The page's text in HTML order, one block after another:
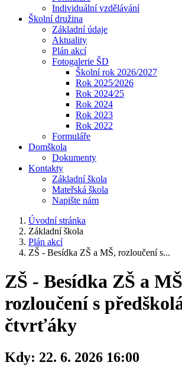
Individuální vzdělávání
Školní družina
Základní údaje
Aktuality
Plán akcí
Fotogalerie ŠD
Školní rok 2026/2027
Rok 2025⁄2026
Rok 2024⁄25
Rok 2024
Rok 2023
Rok 2022
Formuláře
Domškola
Dokumenty
Kontakty
Základní škola
Mateřská škola
Napište nám
Úvodní stránka
Základní škola
Plán akcí
ZŠ - Besídka ZŠ a MŠ, rozloučení s...
ZŠ - Besídka ZŠ a
rozloučení s
čtvrťáky
Kdy: 22. 6. 2026 16:00